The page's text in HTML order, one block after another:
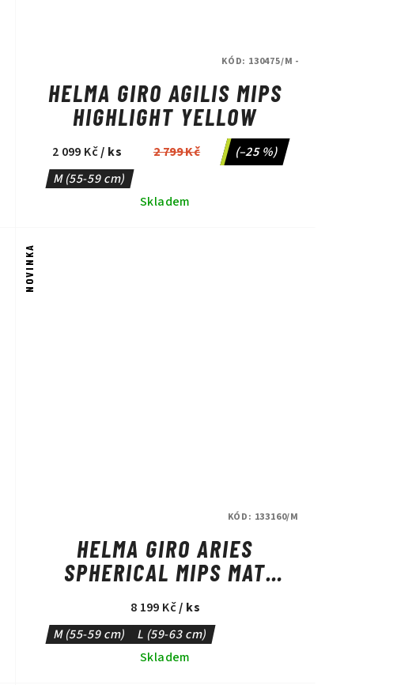
HELMA GIRO AGILIS MIPS
HIGHLIGHT YELLOW
2 099 Kč/ ks 2 799 Kč
(–25 %)
M (55-59 cm)
Skladem
KÓD: 130475/M -
NOVINKA
HELMA GIRO ARIES
SPHERICAL MIPS MAT
BLACK/WHITE
8 199 Kč/ ks
M (55-59 cm)
L (59-63 cm)
Skladem
KÓD: 133160/M